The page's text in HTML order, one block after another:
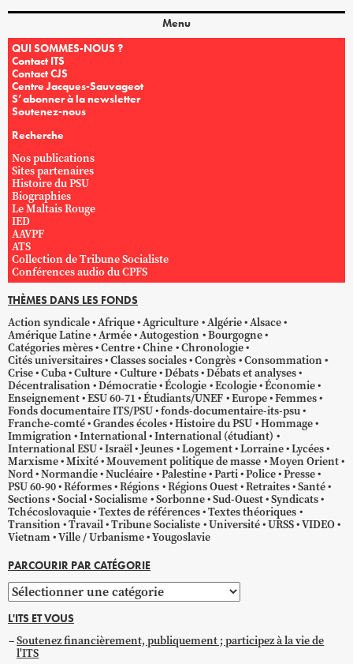
Menu
QUI SOMMES-NOUS ?
Contact ITS
Contact CJS
Centre Jacques-Sauvageot
S’abonner à la newsletter
Soutenez-nous
Recherche
Nos publications
Sites partenaires
Histoire du PSU
Biographies
Le Maltais Rouge
IED
AAVPF
ATS
Collection de Tribune Socialiste
Conférences audio du CPFS
THÈMES DANS LES FONDS
Action syndicale Afrique Agriculture Algérie Alsace
Amérique Latine Armée Autogestion
Bourgogne
Catégories mères Centre Chine Chronologie
Cités universitaires Classes sociales Congrès Consommation
Crise Cuba Culture Culture Débats Débats et analyses
Décentralisation Démocratie Écologie Ecologie Économie
Enseignement ESU 60-71 Étudiants/UNEF Europe Femmes
Fonds documentaire ITS/PSU fonds-documentaire-its-psu
Franche-comté Grandes écoles Histoire du PSU Hommage
Immigration International International (étudiant)
International ESU Israël Jeunes Logement Lorraine Lycées
Marxisme Mixité Mouvement politique de masse Moyen Orient
Nord Normandie Nucléaire Palestine Parti Police Presse
PSU 60-90 Réformes Régions Régions Ouest Retraites Santé
Sections Social Socialisme Sorbonne Sud-Ouest Syndicats
Tchécoslovaquie Textes de références Textes théoriques
Transition Travail Tribune Socialiste Université URSS VIDEO
Vietnam Ville / Urbanisme Yougoslavie
PARCOURIR PAR CATÉGORIE
Parcourir
par
catégorie
L'ITS ET VOUS
Soutenez financièrement, publiquement ; participez à la vie de
l'ITS